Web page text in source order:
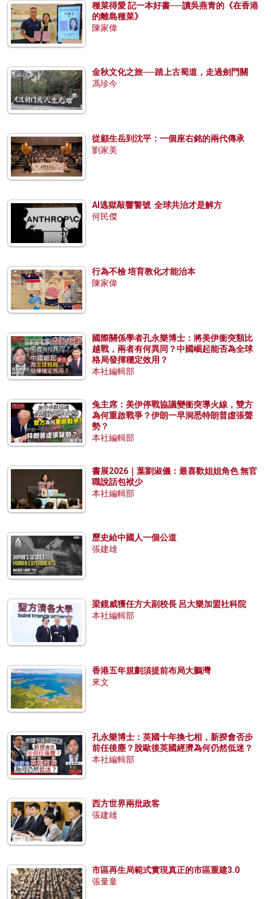
種菜得愛 記一本好書──讀吳燕青的《在香港
的離島種菜》
陳家偉
金秋文化之旅──踏上古蜀道，走過劍門關
馮珍今
從顧生岳到沈平：一個座右銘的兩代傳承
劉家美
AI逃獄敲響警號 全球共治才是解方
何民傑
行為不檢 培育教化才能治本
陳家偉
國際關係學者孔永樂博士：將美伊衝突類比
越戰，兩者有何異同？中國崛起能否為全球
格局發揮穩定效用？
本社編輯部
兔主席：美伊停戰協議變衝突導火線，雙方
為何重啟戰爭？伊朗一早洞悉特朗普虛張聲
勢？
本社編輯部
書展2026｜葉劉淑儀：最喜歡姐姐角色 無官
職說話包袱少
本社編輯部
歷史給中國人一個公道
張建雄
梁鏡威獲任方大副校長 呂大樂加盟社科院
本社編輯部
香港五年規劃須提前布局大鵬灣
來文
孔永樂博士：英國十年換七相，新揆會否步
前任後塵？脫歐後英國經濟為何仍然低迷？
本社編輯部
西方世界兩批政客
張建雄
市區再生局範式實現真正的市區重建3.0
張量童